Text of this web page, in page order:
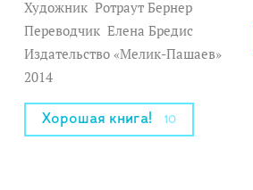
Художник Ротраут Бернер
Переводчик Елена Бредис
Издательство «Мелик-Пашаев»
2014
Хорошая книга! 10